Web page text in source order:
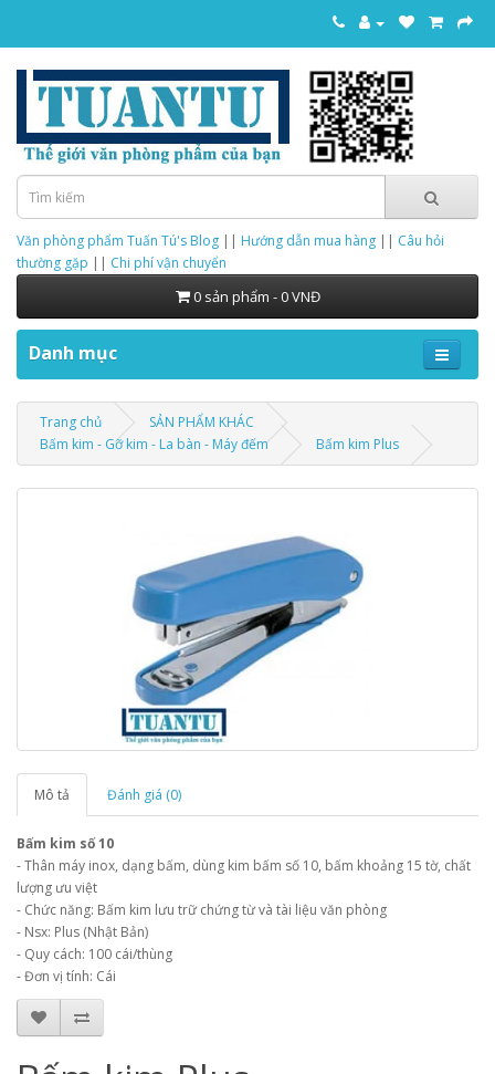
Văn phòng phẩm Tuấn Tú's Blog || Hướng dẫn mua hàng || Câu hỏi
thường gặp || Chi phí vận chuyển
0 sản phẩm - 0 VNĐ
Danh mục
Trang chủ
SẢN PHẨM KHÁC
Bấm kim - Gỡ kim - La bàn - Máy đếm
Bấm kim Plus
Mô tả Đánh giá (0)
Bấm kim số 10
- Thân máy inox, dạng bấm, dùng kim bấm số 10, bấm khoảng 15 tờ, chất
lượng ưu việt
- Chức năng: Bấm kim lưu trữ chứng từ và tài liệu văn phòng
- Nsx: Plus (Nhật Bản)
- Quy cách: 100 cái/thùng
- Đơn vị tính: Cái